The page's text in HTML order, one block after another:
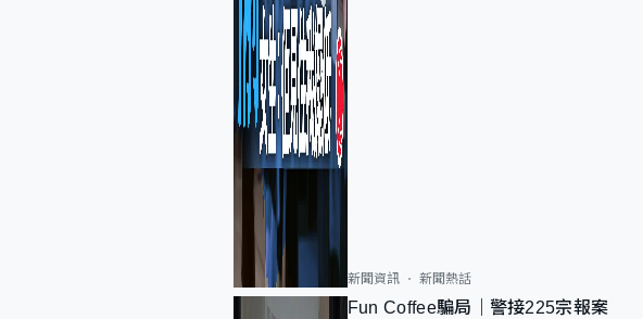
新聞資訊 新聞熱話
Fun Coffee騙局｜警接225宗報案